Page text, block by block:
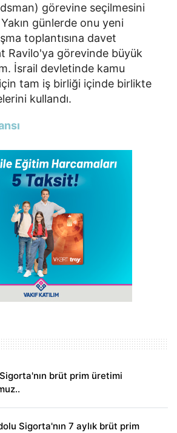
görevine seçilmesini
günlerde onu yeni
toplantısına davet
Ravilo'ya görevinde büyük
İsrail devletinde kamu
tam iş birliği içinde birlikte
kullandı.
brüt prim üretimi
Sigorta'nın 7 aylık brüt prim